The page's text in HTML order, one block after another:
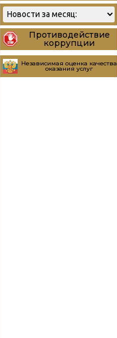
Противодействие
коррупции
Независимая оценка качества
оказания услуг